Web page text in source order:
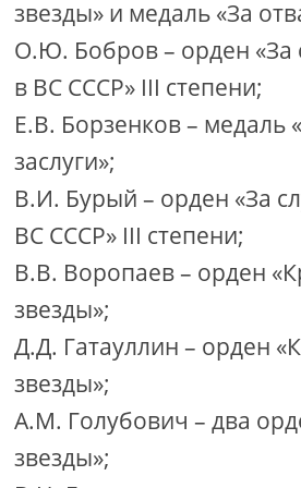
звезды» и медаль «За
О.Ю. Бобров – орден «За
в ВС СССР» III степени;
Е.В. Борзенков – медаль
заслуги»;
В.И. Бурый – орден «За
ВС СССР» III степени;
В.В. Воропаев – орден
звезды»;
Д.Д. Гатауллин – орден
звезды»;
А.М. Голубович – два
звезды»;